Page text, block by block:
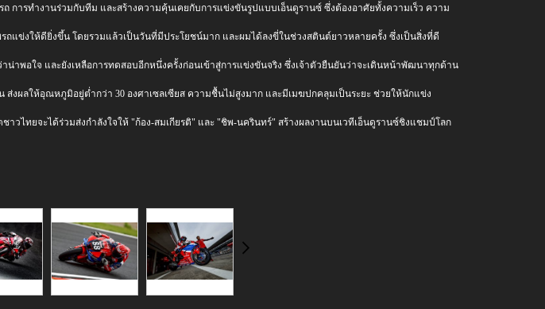
ถ การทำงานร่วมกับทีม และสร้างความคุ้นเคยกับการแข่งขันรูปแบบเอ็นดูรานซ์ ซึ่งต้องอาศัยทั้งความเร็ว ความ
แข่งให้ดียิ่งขึ้น โดยรวมแล้วเป็นวันที่มีประโยชน์มาก และผมได้ลงขี่ในช่วงสตินต์ยาวหลายครั้ง ซึ่งเป็นสิ่งที่ดี
าพอใจ และยังเหลือการทดสอบอีกหนึ่งครั้งก่อนเข้าสู่การแข่งขันจริง ซึ่งเจ้าตัวยืนยันว่าจะเดินหน้าพัฒนาทุกด้าน
งผลให้อุณหภูมิอยู่ต่ำกว่า 30 องศาเซลเซียส ความชื้นไม่สูงมาก และมีเมฆปกคลุมเป็นระยะ ช่วยให้นักแข่ง
ไทยจะได้ร่วมส่งกำลังใจให้ "ก้อง-สมเกียรติ" และ "ชิพ-นครินทร์" สร้างผลงานบนเวทีเอ็นดูรานซ์ชิงแชมป์โลก